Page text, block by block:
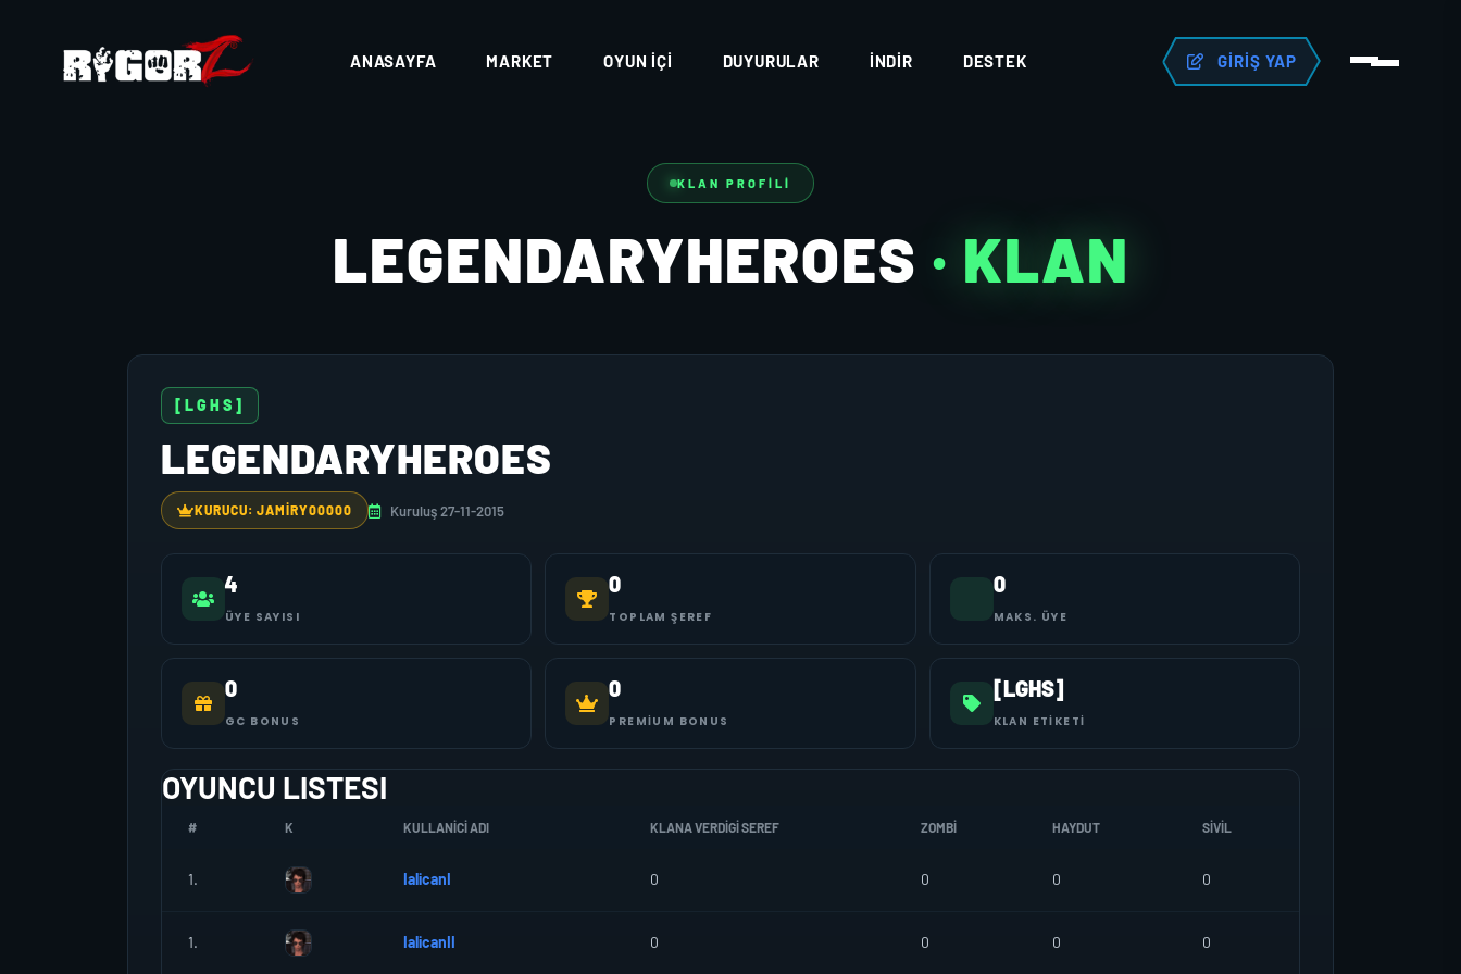
ANASAYFA MARKET OYUN İÇI DUYURULAR İNDIR DESTEK GIRIŞ YAP
KLAN PROFILI
LEGENDARYHEROES · KLAN
[LGHS]
LEGENDARYHEROES
KURUCU: JAMIRY00000 Kuruluş 27-11-2015
4
ÜYE SAYISI
0
TOPLAM ŞEREF
0
MAKS. ÜYE
0
GC BONUS
0
PREMIUM BONUS
[LGHS]
KLAN ETIKETI
OYUNCU LISTESI
# K KULLANICI ADI KLANA VERDIGI SEREF ZOMBI HAYDUT SIVIL
1. IalicanI 0 0 0 0
1. IalicanII 0 0 0 0